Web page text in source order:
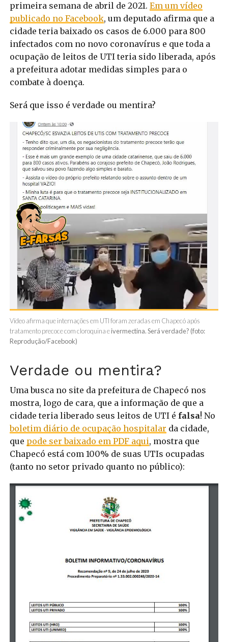
primeira semana de abril de 2021. Em um vídeo
publicado no Facebook, um deputado afirma que a
cidade teria baixado os casos de 6.000 para 800
infectados com no novo coronavírus e que toda a
ocupação de leitos de UTI teria sido liberada, após
a prefeitura adotar medidas simples para o
combate à doença.
Será que isso é verdade ou mentira?
Vídeo afirma que internações em UTI foram zeradas em Chapecó após
tratamento precoce com cloroquina eivermectina. Será verdade? (foto:
Reprodução/Facebook)
Verdade ou mentira?
Uma busca no site da prefeitura de Chapecó nos
mostra, logo de cara, que a informação de que a
cidade teria liberado seus leitos de UTI é falsa! No
boletim diário de ocupação hospitalar da cidade,
que pode ser baixado em PDF aqui, mostra que
Chapecó está com 100% de suas UTIs ocupadas
(tanto no setor privado quanto no público):